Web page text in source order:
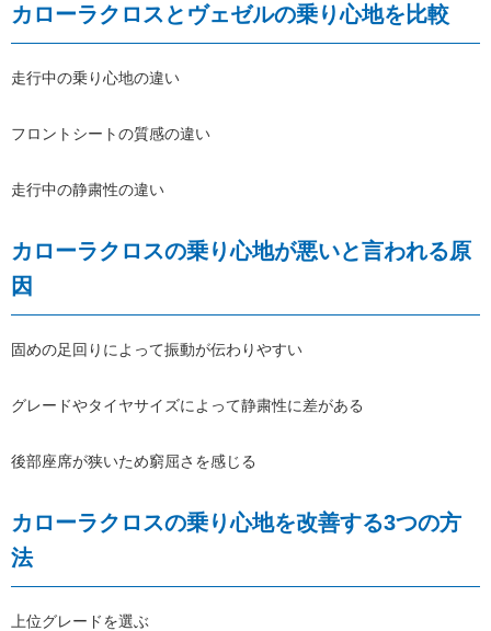
カローラクロスとヴェゼルの乗り心地を比較
走行中の乗り心地の違い
フロントシートの質感の違い
走行中の静粛性の違い
カローラクロスの乗り心地が悪いと言われる原
因
固めの足回りによって振動が伝わりやすい
グレードやタイヤサイズによって静粛性に差がある
後部座席が狭いため窮屈さを感じる
カローラクロスの乗り心地を改善する3つの方
法
上位グレードを選ぶ